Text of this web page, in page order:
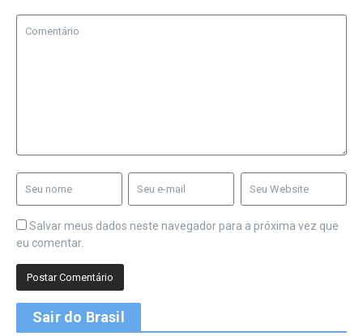
Salvar meus dados neste navegador para a próxima vez que
eu comentar.
Sair do Brasil